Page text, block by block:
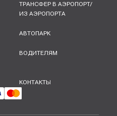
ТРАНСФЕР В АЭРОПОРТ/
ИЗ АЭРОПОРТА
АВТОПАРК
ВОДИТЕЛЯМ
КОНТАКТЫ